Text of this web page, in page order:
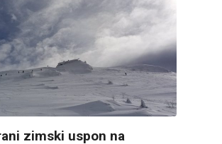
zimski uspon na